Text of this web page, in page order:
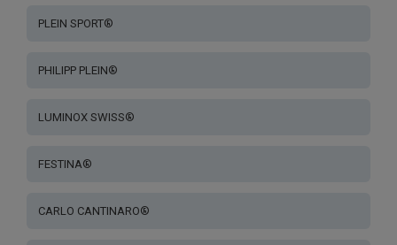
PLEIN SPORT®
PHILIPP PLEIN®
LUMINOX SWISS®
FESTINA®
CARLO CANTINARO®